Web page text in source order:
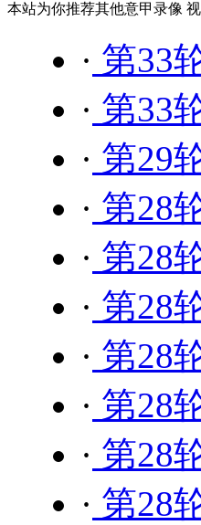
本站为你推荐其他意甲录像
· 第33
· 第33
· 第29
· 第28
· 第28
· 第28
· 第28
· 第28
· 第28
· 第28